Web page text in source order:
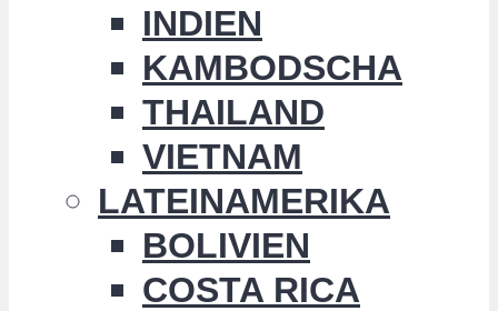
INDIEN
KAMBODSCHA
THAILAND
VIETNAM
LATEINAMERIKA
BOLIVIEN
COSTA RICA